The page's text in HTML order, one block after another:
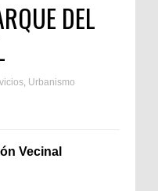
DEL
, Urbanismo
Vecinal